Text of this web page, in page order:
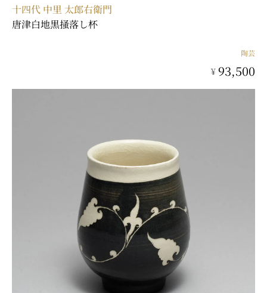
十四代 中里 太郎右衛門
唐津白地黒掻落し杯
陶芸
¥ 93,500